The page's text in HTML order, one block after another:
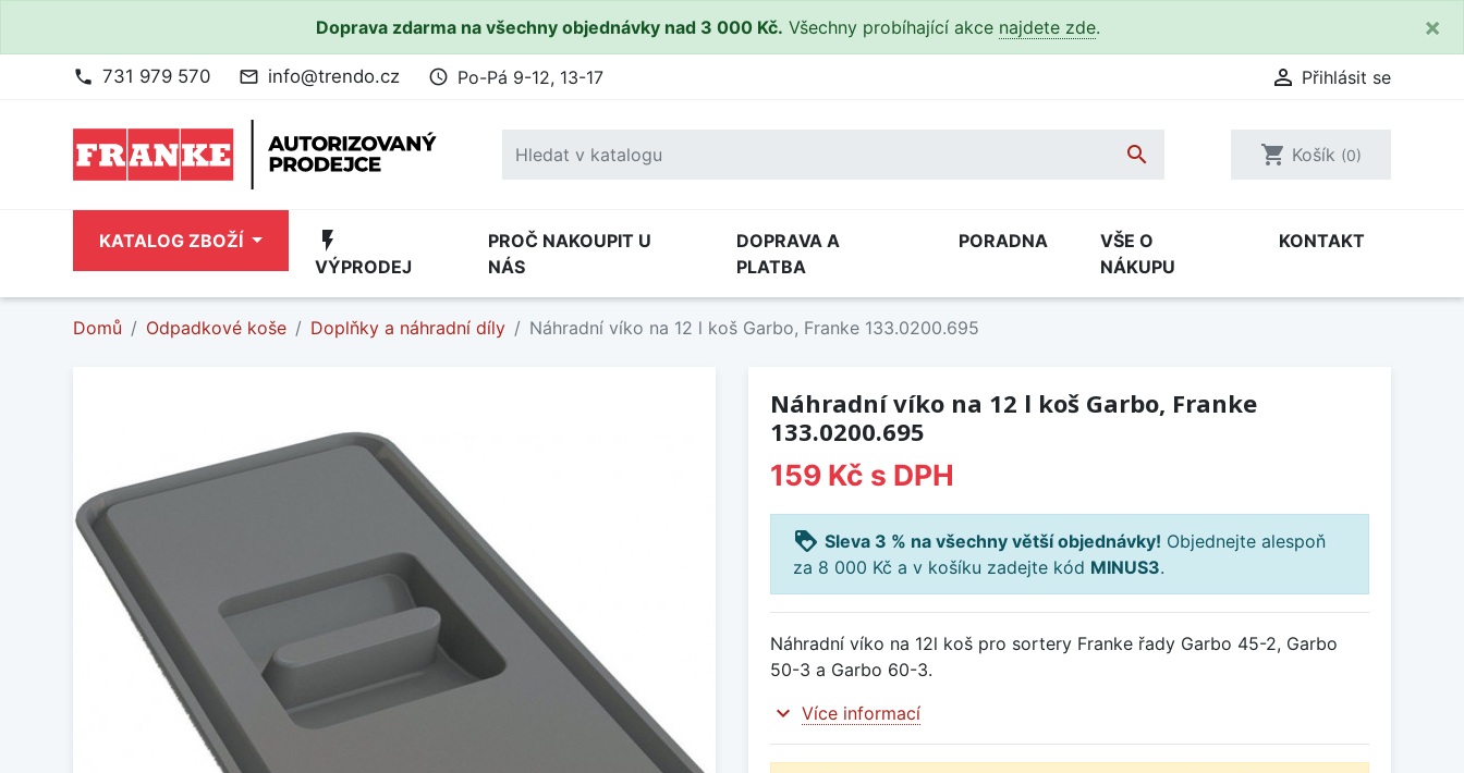
Doprava zdarma na všechny objednávky nad 3 000 Kč. Všechny probíhající akce najdete zde. ×
phone 731 979 570 mail_outline info@trendo.cz access_time Po-Pá 9-12, 13-17  Přihlásit se
 shopping_cart Košík (0)
KATALOG ZBOŽÍ flash_on
VÝPRODEJ
PROČ NAKOUPIT U
NÁS
DOPRAVA A
PLATBA
PORADNA
VŠE O
NÁKUPU
KONTAKT
Domů Odpadkové koše Doplňky a náhradní díly Náhradní víko na 12 l koš Garbo, Franke 133.0200.695
Náhradní víko na 12 l koš Garbo, Franke
133.0200.695
159 Kč s DPH
loyalty Sleva 3 % na všechny větší objednávky! Objednejte alespoň
za 8 000 Kč a v košíku zadejte kód MINUS3.
Náhradní víko na 12l koš pro sortery Franke řady Garbo 45-2, Garbo
50-3 a Garbo 60-3.
expand_more Více informací